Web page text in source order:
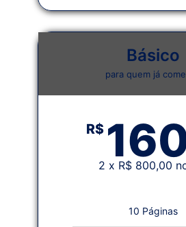
Básico
para quem já
R$
2 x R$ 800,00
10 Páginas